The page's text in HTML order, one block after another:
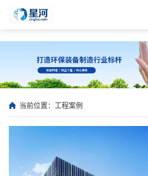
当前位置： 工程案例